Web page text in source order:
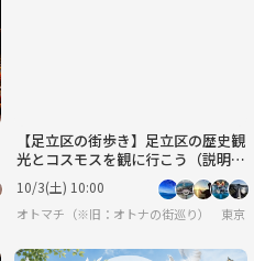
【足立区の街歩き】足立区の歴史観
光とコスモスを観に行こう（説明・
解説有り）
10/3(土) 10:00
オトマチ（※旧：オトナの街巡り）【年
東京